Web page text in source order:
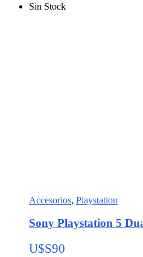
Sin Stock
Accesorios, Playstation
Sony Playstation 5
U$S90